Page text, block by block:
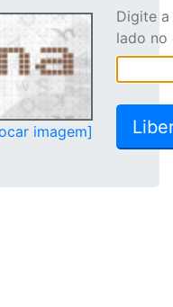
imagem]
Digite
lado no